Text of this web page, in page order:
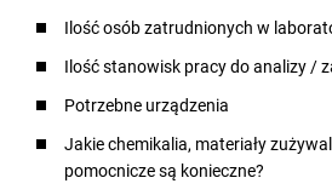
Ilość osób zatrudnionych w
Ilość stanowisk pracy do analizy /
Potrzebne urządzenia
Jakie chemikalia, materiały
pomocnicze są konieczne?